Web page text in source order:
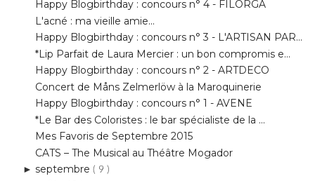
*Lip Parfait de Laura Mercier : un bon compromis e...
Happy Blogbirthday : concours n° 2 - ARTDECO
Concert de Måns Zelmerlöw à la Maroquinerie
Happy Blogbirthday : concours n° 1 - AVENE
*Le Bar des Coloristes : le bar spécialiste de la ...
Mes Favoris de Septembre 2015
CATS – The Musical au Théâtre Mogador
septembre ( 9 )
août ( 10 )
juillet ( 14 )
► juin( 14 )